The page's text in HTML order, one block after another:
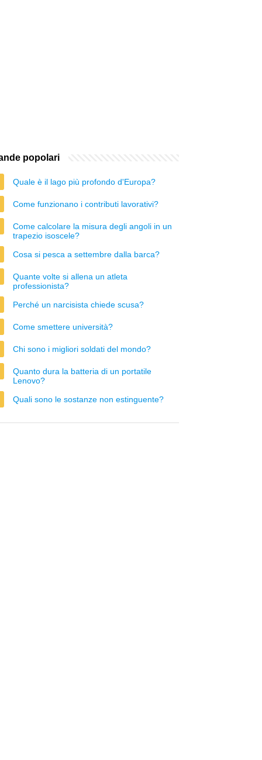
popolari
Quale è il lago più profondo d'Europa?
Come funzionano i contributi lavorativi?
Come calcolare la misura degli angoli in un
trapezio isoscele?
Cosa si pesca a settembre dalla barca?
Quante volte si allena un atleta
professionista?
Perché un narcisista chiede scusa?
Come smettere università?
Chi sono i migliori soldati del mondo?
Quanto dura la batteria di un portatile
Lenovo?
Quali sono le sostanze non estinguente?